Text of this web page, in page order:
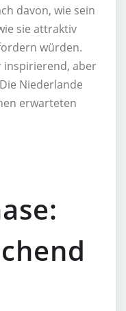
davon, wie sein
sie attraktiv
würden.
inspirierend, aber
Niederlande
erwarteten